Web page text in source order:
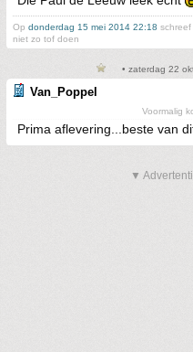
Op donderdag 15 mei 2014 22:18 schreef
niet zo tof doen
• zaterdag 22
Van_Poppel
Voormalig
Prima aflevering...beste van
▼